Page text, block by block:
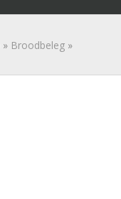
» Broodbeleg »